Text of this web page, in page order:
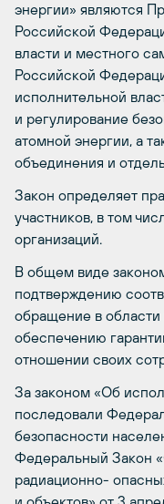
энергии» являются
Российской
власти и местного
Российской
исполнительной
и регулирование
атомной энергии, а
объединения и
Закон определяет
участников, в том
организаций.
В общем виде
подтверждению
обращение в области
обеспечению
отношении своих
За законом «Об
последовали
безопасности
Федеральный Закон
радиационно-